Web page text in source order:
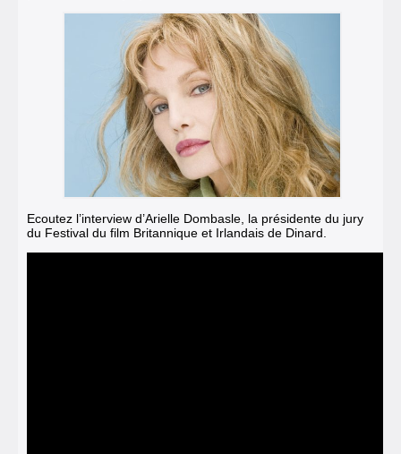
Ecoutez l’interview d’Arielle Dombasle, la présidente du jury
du Festival du film Britannique et Irlandais de Dinard.